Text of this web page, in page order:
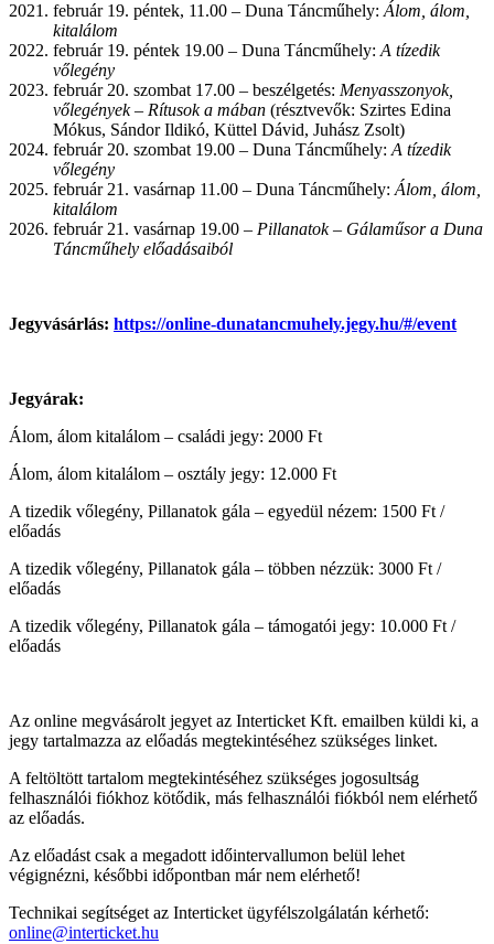
február 19. péntek, 11.00 – Duna Táncműhely:Álom, álom,
kitalálom
február 19. péntek 19.00 – Duna Táncműhely:A tízedik
vőlegény
február 20. szombat 17.00 – beszélgetés: Menyasszonyok,
vőlegények – Rítusok a mában (résztvevők: Szirtes Edina
Mókus, Sándor Ildikó, Küttel Dávid, Juhász Zsolt)
február 20. szombat 19.00 – Duna Táncműhely:A tízedik
vőlegény
február 21. vasárnap 11.00 – Duna Táncműhely:Álom, álom,
kitalálom
február 21. vasárnap 19.00 – Pillanatok – Gálaműsor a Duna
Táncműhely előadásaiból
Jegyvásárlás: https://online-dunatancmuhely.jegy.hu/#/event
Jegyárak:
Álom, álom kitalálom – családi jegy: 2000 Ft
Álom, álom kitalálom – osztály jegy: 12.000 Ft
A tizedik vőlegény, Pillanatok gála – egyedül nézem: 1500 Ft /
előadás
A tizedik vőlegény, Pillanatok gála – többen nézzük: 3000 Ft /
előadás
A tizedik vőlegény, Pillanatok gála – támogatói jegy: 10.000 Ft /
előadás
Az online megvásárolt jegyet az Interticket Kft. emailben küldi ki, a
jegy tartalmazza az előadás megtekintéséhez szükséges linket.
A feltöltött tartalom megtekintéséhez szükséges jogosultság
felhasználói fiókhoz kötődik, más felhasználói fiókból nem elérhető
az előadás.
Az előadást csak a megadott időintervallumon belül lehet
végignézni, későbbi időpontban már nem elérhető!
Technikai segítséget az Interticket ügyfélszolgálatán kérhető:
online@interticket.hu